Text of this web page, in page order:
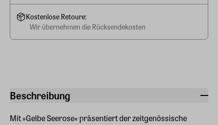
Beschreibung
Mit »Gelbe Seerose« präsentiert der zeitgenössische
Kostenlose Retoure:
Wir übernehmen die Rücksendekosten